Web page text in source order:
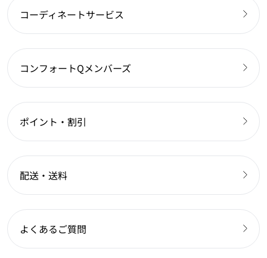
コーディネートサービス
コンフォートQメンバーズ
ポイント・割引
配送・送料
よくあるご質問